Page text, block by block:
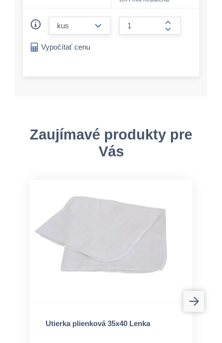
form.increase-
Vypočítať cenu
Zaujímavé produkty pre
Vás
Utierka plienková 35x40 Lenka